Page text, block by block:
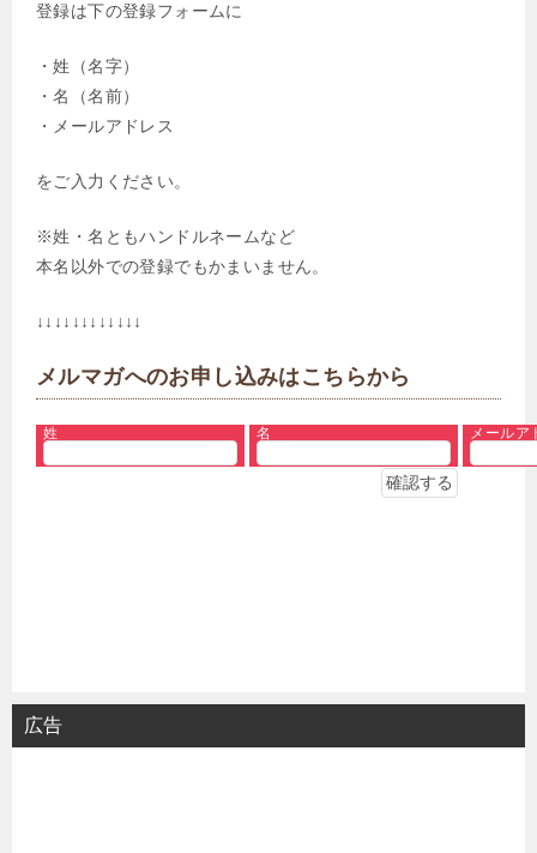
登録は下の登録フォームに
・姓（名字）
・名（名前）
・メールアドレス
をご入力ください。
※姓・名ともハンドルネームなど
本名以外での登録でもかまいません。
↓↓↓↓↓↓↓↓↓↓↓↓
メルマガへのお申し込みはこちらから
姓 名 メールア
広告